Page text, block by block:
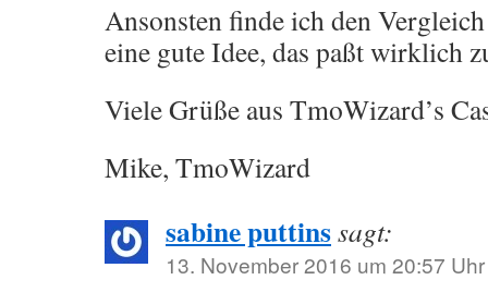
Ansonsten finde ich den
eine gute Idee, das paßt wirklich
Viele Grüße aus TmoWizard’s
Mike, TmoWizard
sabine puttinssagt:
13. November 2016 um 20:57 Uhr